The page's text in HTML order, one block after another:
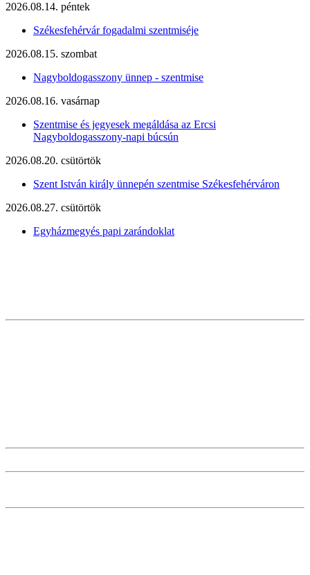
2026.08.14. péntek
Székesfehérvár fogadalmi szentmiséje
2026.08.15. szombat
Nagyboldogasszony ünnep - szentmise
2026.08.16. vasárnap
Szentmise és jegyesek megáldása az Ercsi
Nagyboldogasszony-napi búcsún
2026.08.20. csütörtök
Szent István király ünnepén szentmise Székesfehérváron
2026.08.27. csütörtök
Egyházmegyés papi zarándoklat